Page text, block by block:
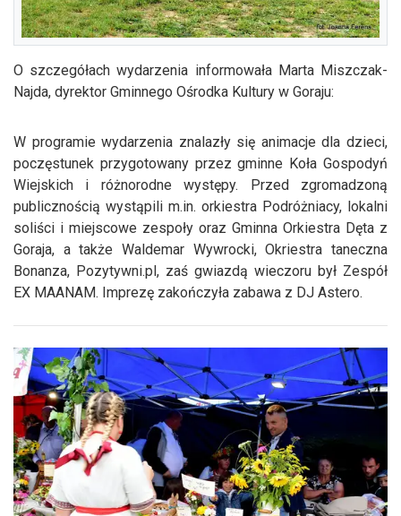
O szczegółach wydarzenia informowała Marta Miszczak-
Najda, dyrektor Gminnego Ośrodka Kultury w Goraju:
W programie wydarzenia znalazły się animacje dla dzieci,
poczęstunek przygotowany przez gminne Koła Gospodyń
Wiejskich i różnorodne występy. Przed zgromadzoną
publicznością wystąpili m.in. orkiestra Podróżniacy, lokalni
soliści i miejscowe zespoły oraz Gminna Orkiestra Dęta z
Goraja, a także Waldemar Wywrocki, Okriestra taneczna
Bonanza, Pozytywni.pl, zaś gwiazdą wieczoru był Zespół
EX MAANAM. Imprezę zakończyła zabawa z DJ Astero.